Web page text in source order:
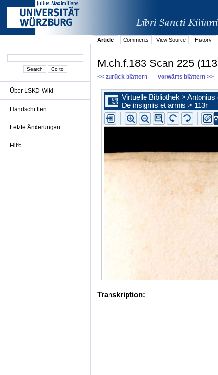
Über LSKD-Wiki
Handschriften
Letzte Änderungen
Hilfe
Article Comments View Source History
M.ch.f.183 Scan 225
<< zurück blättern vorwärts blättern >>
Transkription: